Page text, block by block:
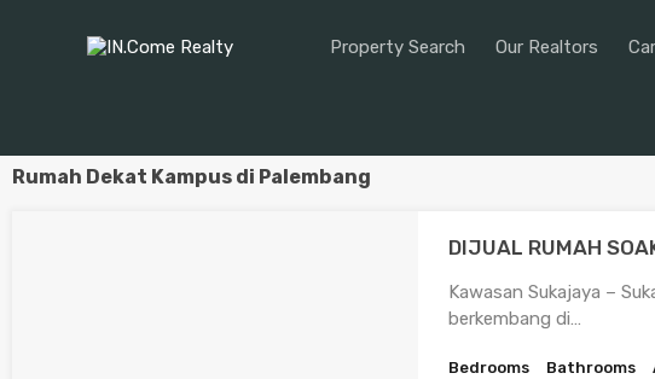
Property Search Our Realtors
Rumah Dekat Kampus di Palembang
DIJUAL RUMAH
Kawasan Sukajaya –
berkembang di…
Bedrooms Bathrooms